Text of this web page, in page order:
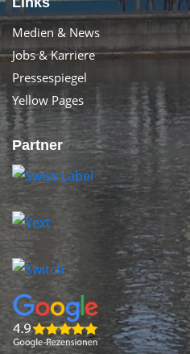
Medien & News
Jobs & Karriere
Pressespiegel
Yellow Pages
Partner